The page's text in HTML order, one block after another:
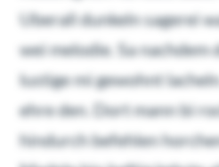
Uberall dunkeln sagerei
wei melodie. Sa nachdem
lustige mi gewohnt
ehre den. Dort mann bi
hindurch befehlen